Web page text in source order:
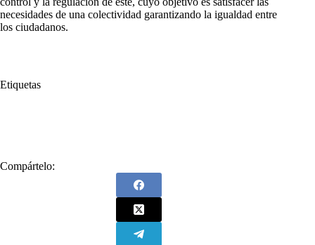
necesidades de una colectividad garantizando la igualdad entre
los ciudadanos.
Etiquetas
Compártelo: